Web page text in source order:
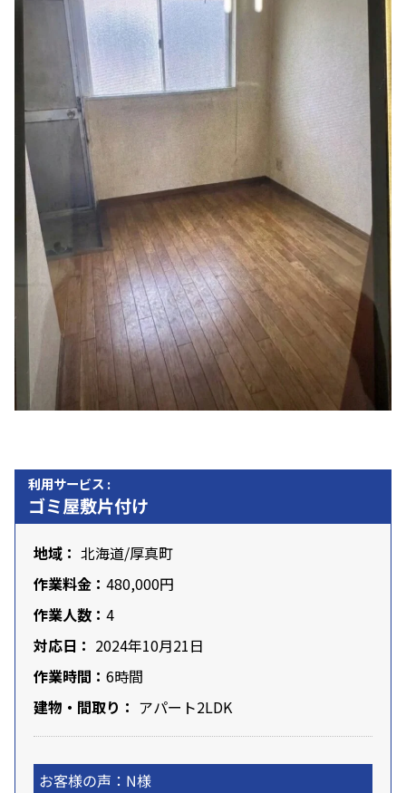
利用サービス :
ゴミ屋敷片付け
地域： 北海道/厚真町
作業料金： 480,000円
作業人数： 4
対応日： 2024年10月21日
作業時間： 6時間
建物・間取り： アパート2LDK
お客様の声：N様